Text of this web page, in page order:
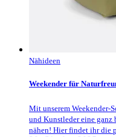
Nähideen
Weekender für
Mit unserem Weekender-
und Kunstleder eine ganz
nähen! Hier findet ihr die